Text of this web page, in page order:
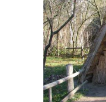
Наземные погреба